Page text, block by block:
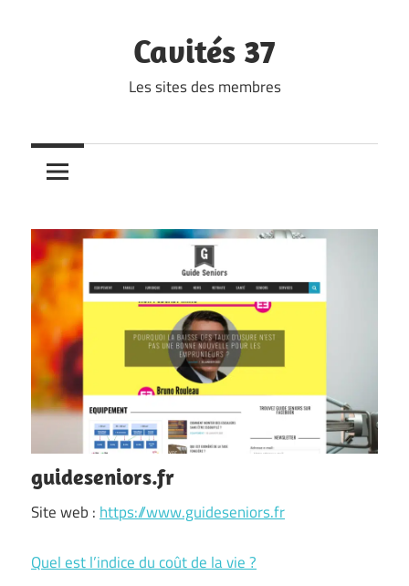
Cavités 37
Les sites des membres
guideseniors.fr
Site web : https://www.guideseniors.fr
Quel est l’indice du coût de la vie ?